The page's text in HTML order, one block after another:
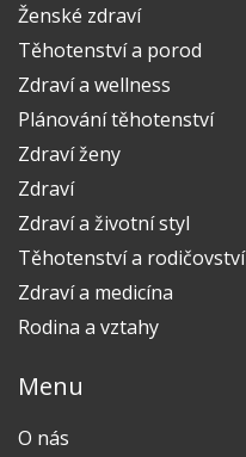
Ženské zdraví
Těhotenství a porod
Zdraví a wellness
Plánování těhotenství
Zdraví ženy
Zdraví
Zdraví a životní styl
Těhotenství a rodičovství
Zdraví a medicína
Rodina a vztahy
Menu
O nás